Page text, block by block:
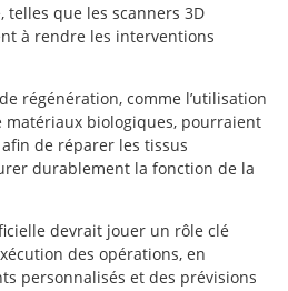
telles que les scanners 3D
à rendre les interventions
régénération, comme l’utilisation
matériaux biologiques, pourraient
de réparer les tissus
durablement la fonction de la
devrait jouer un rôle clé
des opérations, en
personnalisés et des prévisions